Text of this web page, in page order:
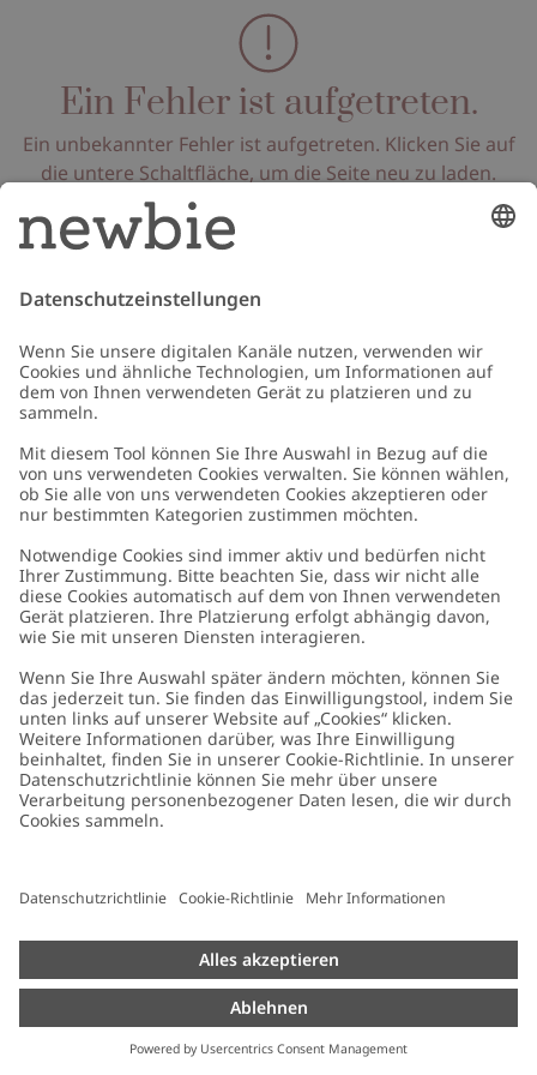
Ein Fehler ist aufgetreten.
Ein unbekannter Fehler ist aufgetreten. Klicken Sie auf
die untere Schaltfläche, um die Seite neu zu laden.
Seite neu laden